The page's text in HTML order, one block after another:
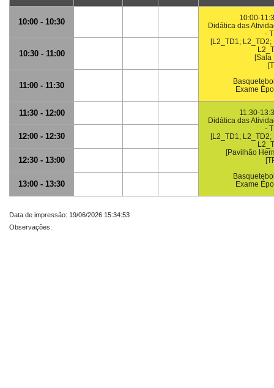
10:00 - 10:30
10:00-
Didática das
-
[L2_TD1;
[Sala
Exame
10:30 - 11:00
11:00 - 11:30
11:30 - 12:00
11:30-
Didática das
-
[L2_TD1;
[Pavilhão
Exame
12:00 - 12:30
12:30 - 13:00
13:00 - 13:30
Data de impressão: 19/06/2026 15:34:53
Observações: